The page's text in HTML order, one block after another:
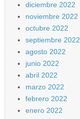
diciembre 2022
noviembre 2022
octubre 2022
septiembre 2022
agosto 2022
junio 2022
abril 2022
marzo 2022
febrero 2022
enero 2022